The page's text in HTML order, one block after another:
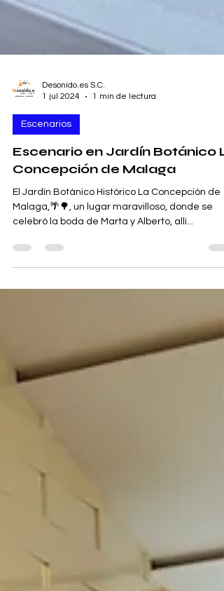
Desonido.es S.C.
Escenario en Jardín Botánico
El Jardín Botánico Histórico La Concepción de
Malaga,🌴🌳, un lugar maravilloso, donde se